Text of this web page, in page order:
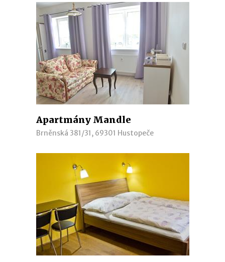
Apartmány Mandle
Brněnská 381/31, 69301 Hustopeče